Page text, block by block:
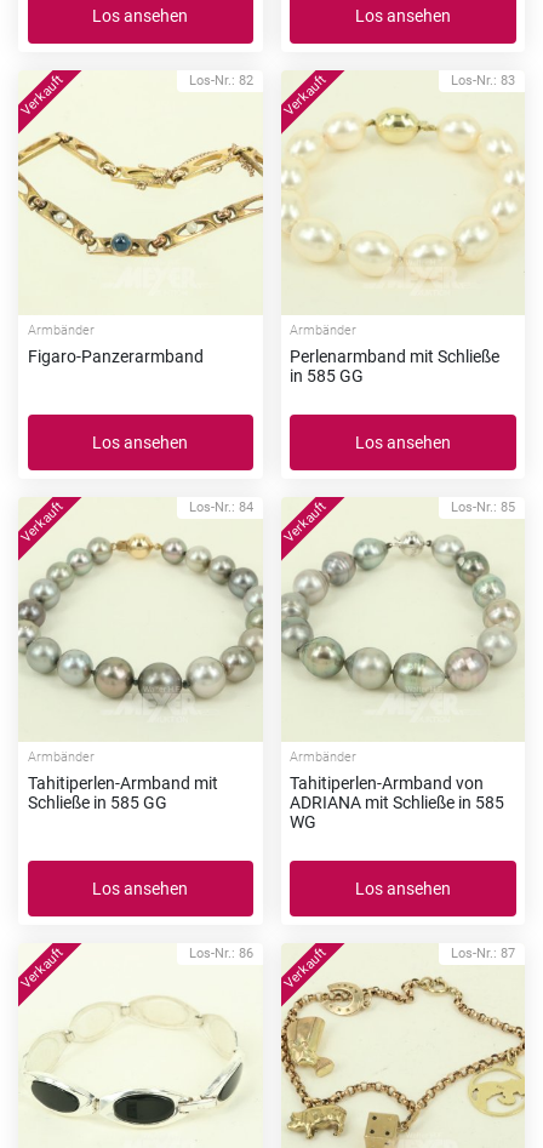
Los ansehen Los ansehen
Los-Nr.: 82
Armbänder
Figaro-Panzerarmband
Los ansehen
Los-Nr.: 83
Armbänder
Perlenarmband mit Schließe
in 585 GG
Los ansehen
Los-Nr.: 84
Armbänder
Tahitiperlen-Armband mit
Schließe in 585 GG
Los ansehen
Los-Nr.: 85
Armbänder
Tahitiperlen-Armband von
ADRIANA mit Schließe in 585
WG
Los ansehen
Los-Nr.: 86 Los-Nr.: 87